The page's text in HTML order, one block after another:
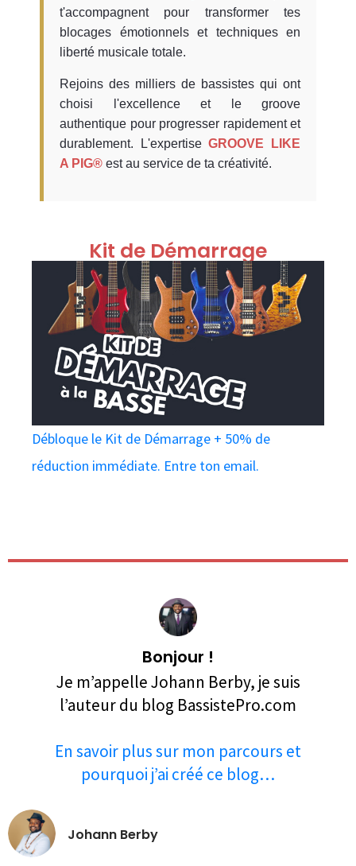
t'accompagnent pour transformer tes
blocages émotionnels et techniques en
liberté musicale totale.
Rejoins des milliers de bassistes qui ont
choisi l'excellence et le groove
authentique pour progresser rapidement et
durablement. L'expertiseGROOVE LIKE
A PIG® est au service de ta créativité.
Kit de Démarrage
Débloque le Kit de Démarrage + 50% de
réduction immédiate. Entre ton email.
Bonjour !
Je m’appelle Johann Berby, je suis
l’auteur du blog BassistePro.com
En savoir plus sur mon parcours et
pourquoi j’ai créé ce blog…
Johann Berby